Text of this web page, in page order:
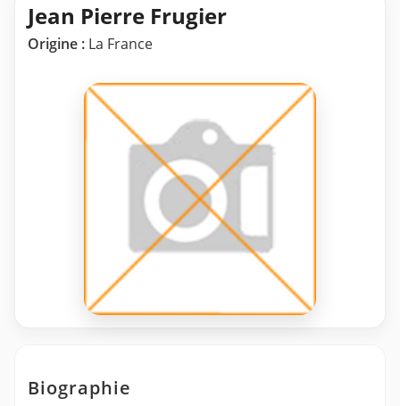
Jean Pierre Frugier
Origine : La France
Biographie